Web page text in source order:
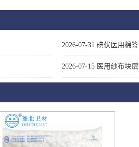
2026-07-31 碘伏医用棉
2026-07-15 医用纱布块